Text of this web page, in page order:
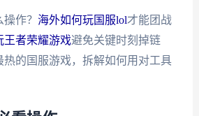
作？ 海外如何玩国服lol才能团战
王者荣耀游戏避免关键时刻掉链
的国服游戏，拆解如何用对工具